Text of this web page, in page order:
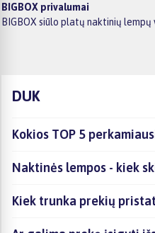
BIGBOX privalumai
BIGBOX siūlo platų naktinių
DUK
Kokios TOP 5
Naktinės lempos - kiek
Kiek trunka prekių